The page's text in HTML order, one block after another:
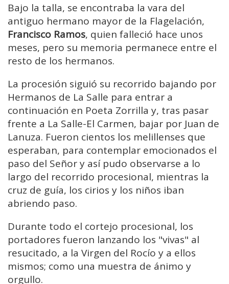
Bajo la talla, se encontraba la vara del
antiguo hermano mayor de la Flagelación,
Francisco Ramos, quien falleció hace unos
meses, pero su memoria permanece entre el
resto de los hermanos.
La procesión siguió su recorrido bajando por
Hermanos de La Salle para entrar a
continuación en Poeta Zorrilla y, tras pasar
frente a La Salle-El Carmen, bajar por Juan de
Lanuza. Fueron cientos los melillenses que
esperaban, para contemplar emocionados el
paso del Señor y así pudo observarse a lo
largo del recorrido procesional, mientras la
cruz de guía, los cirios y los niños iban
abriendo paso.
Durante todo el cortejo procesional, los
portadores fueron lanzando los "vivas" al
resucitado, a la Virgen del Rocío y a ellos
mismos; como una muestra de ánimo y
orgullo.